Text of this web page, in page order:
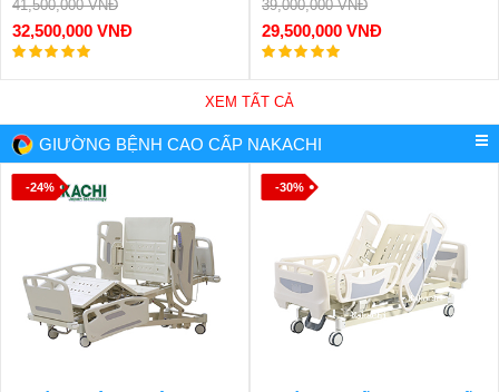
41,500,000 VNĐ
32,500,000 VNĐ
39,000,000 VNĐ
29,500,000 VNĐ
XEM TẤT CẢ
GIƯỜNG BỆNH CAO CẤP NAKACHI
-24% -30%